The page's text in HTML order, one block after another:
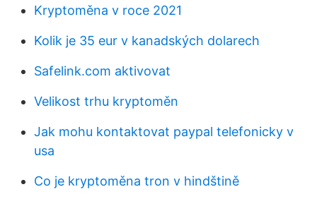
Kryptoměna v roce 2021
Kolik je 35 eur v kanadských dolarech
Safelink.com aktivovat
Velikost trhu kryptoměn
Jak mohu kontaktovat paypal telefonicky v
usa
Co je kryptoměna tron ​​v hindštině